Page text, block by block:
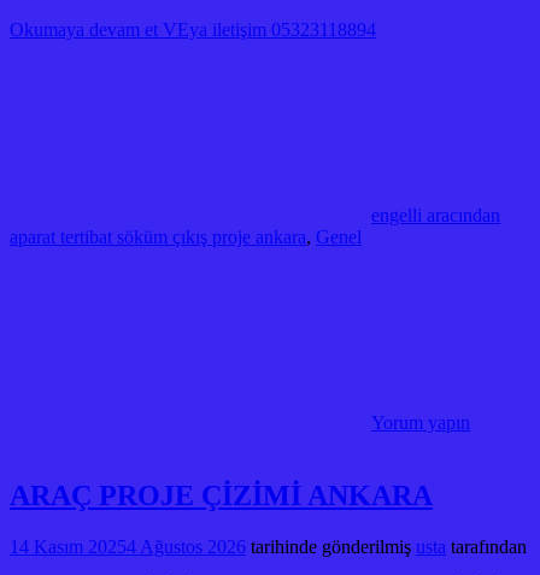
Okumaya devam et VEya iletişim 05323118894
engelli aracından
aparat tertibat söküm çıkış proje ankara, Genel
Yorum yapın
ARAÇ PROJE ÇİZİMİ ANKARA
14 Kasım 20254 Ağustos 2026 tarihinde gönderilmiş usta tarafından